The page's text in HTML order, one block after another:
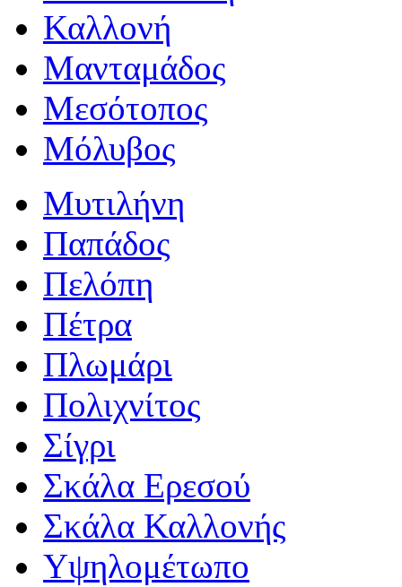
Καλλονή
Μανταμάδος
Μεσότοπος
Μόλυβος
Μυτιλήνη
Παπάδος
Πελόπη
Πέτρα
Πλωμάρι
Πολιχνίτος
Σίγρι
Σκάλα Ερεσού
Σκάλα Καλλονής
Υψηλομέτωπο